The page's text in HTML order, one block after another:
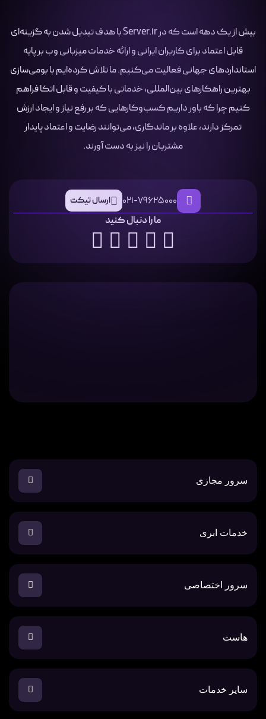
بیش از یک دهه است که در Server.ir با هدف تبدیل شدن به گزینه‌ای
قابل اعتماد برای کاربران ایرانی و ارائه خدمات میزبانی وب بر پایه
استانداردهای جهانی فعالیت می‌کنیم. ما تلاش کرده‌ایم با بومی‌سازی
بهترین راهکارهای بین‌المللی، خدماتی با کیفیت و قابل اتکا فراهم
کنیم چرا که باور داریم کسب‌وکارهایی که بر رفع نیاز و ایجاد ارزش
تمرکز دارند، علاوه بر ماندگاری، می‌توانند رضایت و اعتماد پایدار
مشتریان را نیز به دست آورند.
021-79625000 ارسال تیکت
ما را دنبال کنید
سرور مجازی
خدمات ابری
سرور اختصاصی
هاست
سایر خدمات